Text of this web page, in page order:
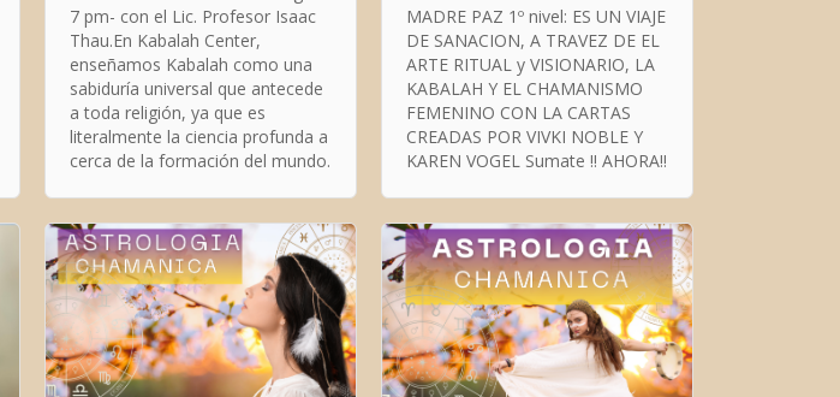
7 pm- con el Lic. Profesor Isaac
Thau.En Kabalah Center,
enseñamos Kabalah como una
sabiduría universal que antecede
a toda religión, ya que es
literalmente la ciencia profunda a
cerca de la formación del mundo.
MADRE PAZ 1º nivel: ES UN VIAJE
DE SANACION, A TRAVEZ DE EL
ARTE RITUAL y VISIONARIO, LA
KABALAH Y EL CHAMANISMO
FEMENINO CON LA CARTAS
CREADAS POR VIVKI NOBLE Y
KAREN VOGEL Sumate !! AHORA!!